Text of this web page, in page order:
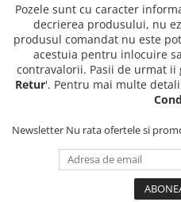
Pozele sunt cu caracter
decrierea produsului, nu
produsul comandat nu este
acestuia pentru inlocuire
contravalorii. Pasii de urmat ii
Retur'. Pentru mai multe
Newsletter Nu rata ofertele si